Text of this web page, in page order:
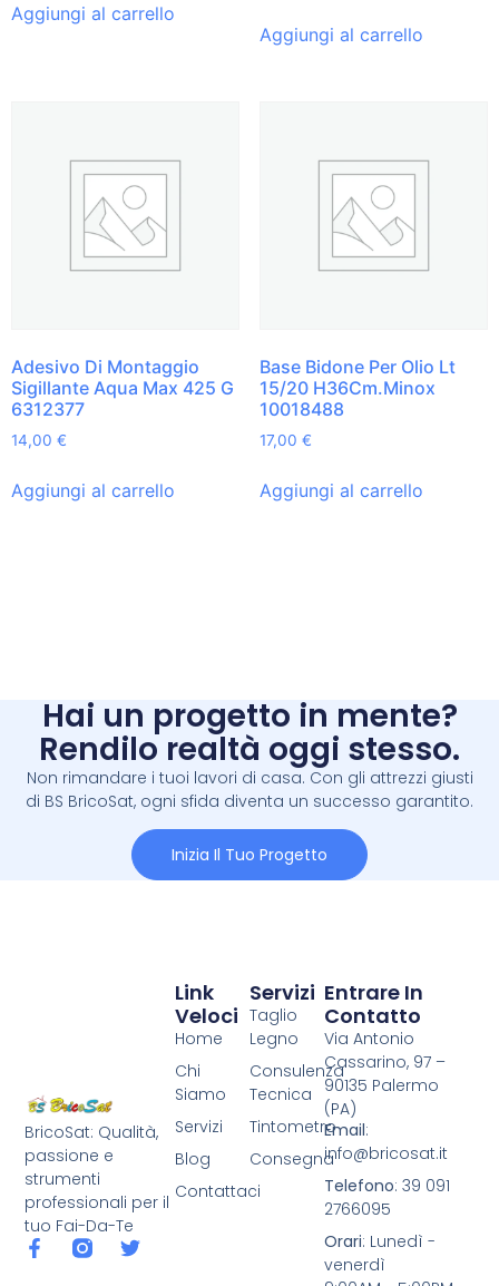
Aggiungi al carrello
Aggiungi al carrello
Adesivo Di Montaggio
Sigillante Aqua Max 425 G
6312377
14,00 €
Aggiungi al carrello
Base Bidone Per Olio Lt
15/20 H36Cm.Minox
10018488
17,00 €
Aggiungi al carrello
Hai un progetto in mente?
Rendilo realtà oggi stesso.
Non rimandare i tuoi lavori di casa. Con gli attrezzi giusti
di BS BricoSat, ogni sfida diventa un successo garantito.
Inizia Il Tuo Progetto
BricoSat: Qualità,
passione e
strumenti
professionali per il
tuo Fai-Da-Te
Servizi
Taglio
Legno
Consulenza
Tecnica
Tintometro
Consegna
Link
Veloci
Home
Chi
Siamo
Servizi
Blog
Contattaci
Entrare In
Contatto
Via Antonio
Cassarino, 97 –
90135 Palermo
(PA)
Email:
info@bricosat.it
Telefono: 39 091
2766095
Orari: Lunedì -
venerdì